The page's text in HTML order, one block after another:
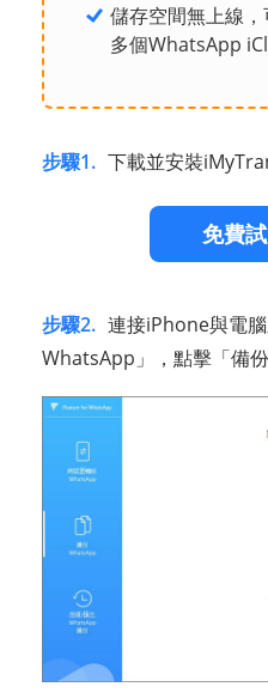
儲存空間無上線
多個WhatsApp
步驟1. 下載並安裝
免費
步驟2. 連接iPhone與電
WhatsApp」，點擊「備份